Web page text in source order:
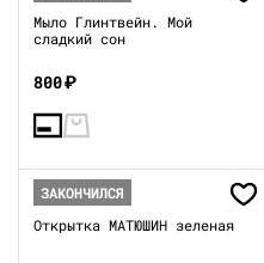
Мыло Глинтвейн. Мой
сладкий сон
800₽
ЗАКОНЧИЛСЯ
Открытка МАТЮШИН зеленая